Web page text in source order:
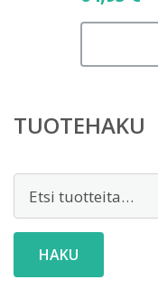
TUOTEHAKU
HAKU